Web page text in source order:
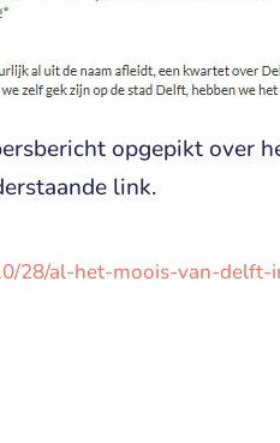
opgepikt over
link.
28/al-het-moois-van-